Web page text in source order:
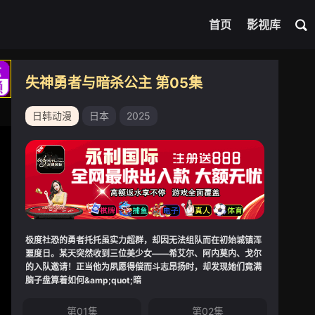
首页 影视库
失神勇者与暗杀公主 第05集
日韩动漫 日本 2025
极度社恐的勇者托托虽实力超群，却因无法组队而在初始城镇浑
噩度日。某天突然收到三位美少女——希艾尔、阿内莫内、戈尔
的入队邀请！正当他为夙愿得偿而斗志昂扬时，却发现她们竟满
脑子盘算着如何&amp;quot;暗
第01集 第02集